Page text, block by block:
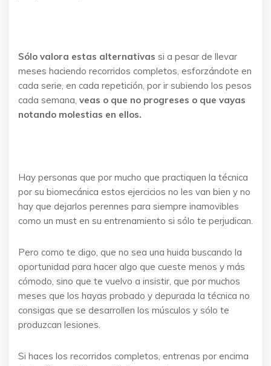
Sólo valora estas alternativas si a pesar de llevar
meses haciendo recorridos completos, esforzándote en
cada serie, en cada repetición, por ir subiendo los pesos
cada semana, veas o que no progreses o que vayas
notando molestias en ellos.
Hay personas que por mucho que practiquen la técnica
por su biomecánica estos ejercicios no les van bien y no
hay que dejarlos perennes para siempre inamovibles
como un must en su entrenamiento si sólo te perjudican.
Pero como te digo, que no sea una huida buscando la
oportunidad para hacer algo que cueste menos y más
cómodo, sino que te vuelvo a insistir, que por muchos
meses que los hayas probado y depurada la técnica no
consigas que se desarrollen los músculos y sólo te
produzcan lesiones.
Si haces los recorridos completos, entrenas por encima